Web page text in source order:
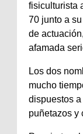
fisiculturista
70 junto a
de
afamada
Los dos
mucho
dispuestos
puñetazos y